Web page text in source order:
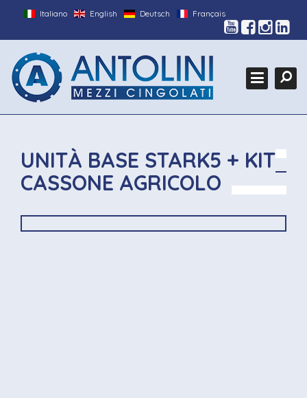
Italiano English Deutsch Français
Cerca
UNITÀ BASE STARK5 + KIT
CASSONE AGRICOLO
HOME
L'AZIENDA
PRODOTTI
MEZZI CUSTOM